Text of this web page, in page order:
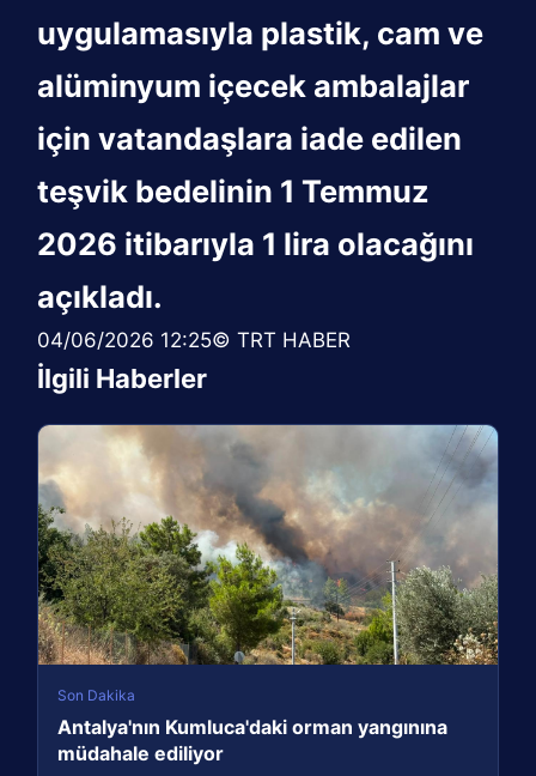
uygulamasıyla plastik, cam ve
alüminyum içecek ambalajlar
için vatandaşlara iade edilen
teşvik bedelinin 1 Temmuz
2026 itibarıyla 1 lira olacağını
açıkladı.
04/06/2026 12:25© TRT HABER
İlgili Haberler
Son Dakika
Antalya'nın Kumluca'daki orman yangınına
müdahale ediliyor